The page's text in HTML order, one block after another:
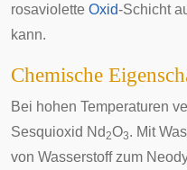
rosaviolette Oxid-Schicht
kann.
Chemische
Bei hohen Temperaturen
Sesquioxid Nd2O3. Mit
von Wasserstoff zum